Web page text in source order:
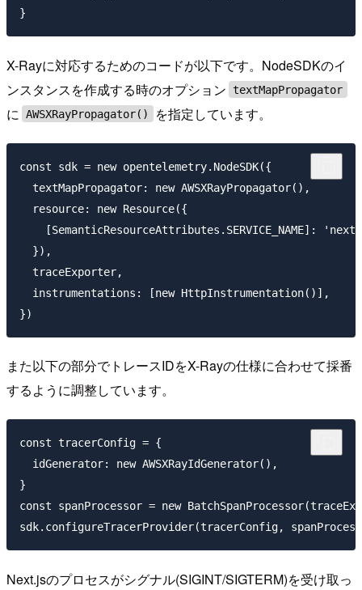
X-Rayに対応するためのコードが以下です。NodeSDKのイ
ンスタンスを作成する時のオプション textMapPropagator
に AWSXRayPropagator() を指定しています。
const sdk = new opentelemetry.NodeSDK({
  textMapPropagator: new AWSXRayPropagator(),
  resource: new Resource({
[SemanticResourceAttributes.SERVICE_NAME]:
  }),
  traceExporter,
  instrumentations: [new HttpInstrumentation()],
また以下の部分でトレースIDをX-Rayの仕様に合わせて採番
するように調整しています。
const tracerConfig = {
  idGenerator: new AWSXRayIdGenerator(),
}
const spanProcessor = new
Next.jsのプロセスがシグナル(SIGINT/SIGTERM)を受け取っ